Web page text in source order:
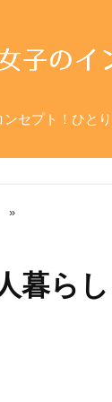
セプト！ひと
»
暮ら